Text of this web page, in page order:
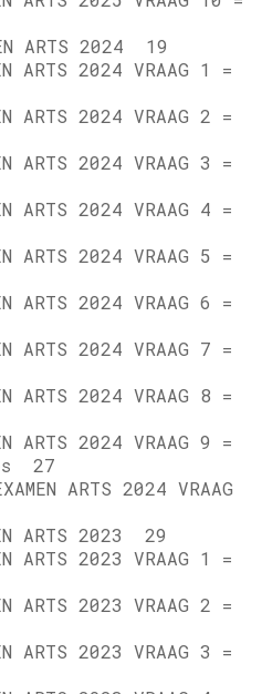
ARTS 2024 19
ARTS 2024 VRAAG 1 =
ARTS 2024 VRAAG 2 =
ARTS 2024 VRAAG 3 =
ARTS 2024 VRAAG 4 =
ARTS 2024 VRAAG 5 =
ARTS 2024 VRAAG 6 =
ARTS 2024 VRAAG 7 =
ARTS 2024 VRAAG 8 =
ARTS 2024 VRAAG 9 =
27
ARTS 2024 VRAAG
ARTS 2023 29
ARTS 2023 VRAAG 1 =
ARTS 2023 VRAAG 2 =
ARTS 2023 VRAAG 3 =